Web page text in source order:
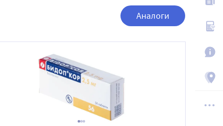
Аналоги